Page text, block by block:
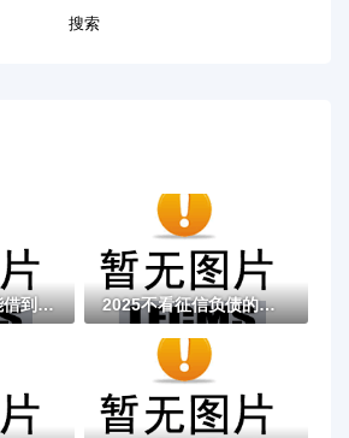
黑户有逾期哪里能借到钱啊急用！看这5个黑户... 2025不看征信负债的网贷百分百下款，最新5个...